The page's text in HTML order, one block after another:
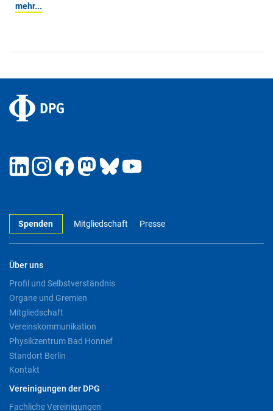
mehr...
Spenden Mitgliedschaft Presse
Über uns
Profil und Selbstverständnis
Organe und Gremien
Mitgliedschaft
Vereinskommunikation
Physikzentrum Bad Honnef
Standort Berlin
Kontakt
Vereinigungen der DPG
Fachliche Vereinigungen